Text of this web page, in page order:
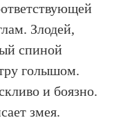
Злодей,
спиной
голышом.
и боязно.
змея.